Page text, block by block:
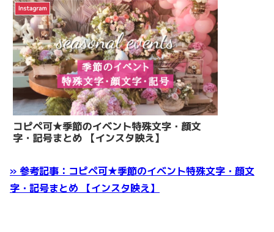
» 参考記事：コピペ可★季節のイベント特殊文字・顔文
字・記号まとめ 【インスタ映え】